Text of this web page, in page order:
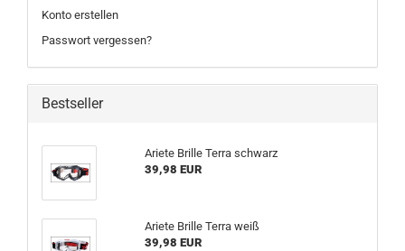
Konto erstellen
Passwort vergessen?
Bestseller
Ariete Brille Terra schwarz
39,98 EUR
Ariete Brille Terra weiß
39,98 EUR